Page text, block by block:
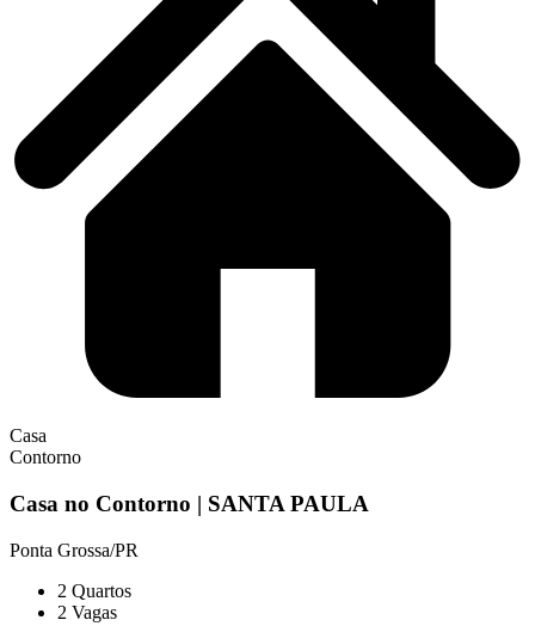
Casa
Contorno
Casa no Contorno | SANTA PAULA
Ponta Grossa/PR
2 Quartos
2 Vagas